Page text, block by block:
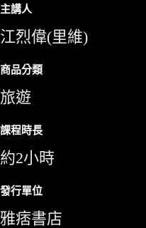
主講人
江烈偉(里維)
商品分類
旅遊
課程時長
約2小時
發行單位
雅痞書店